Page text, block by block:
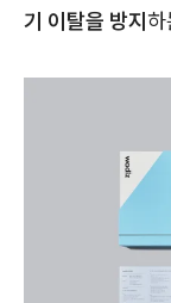
기 이탈을 방지